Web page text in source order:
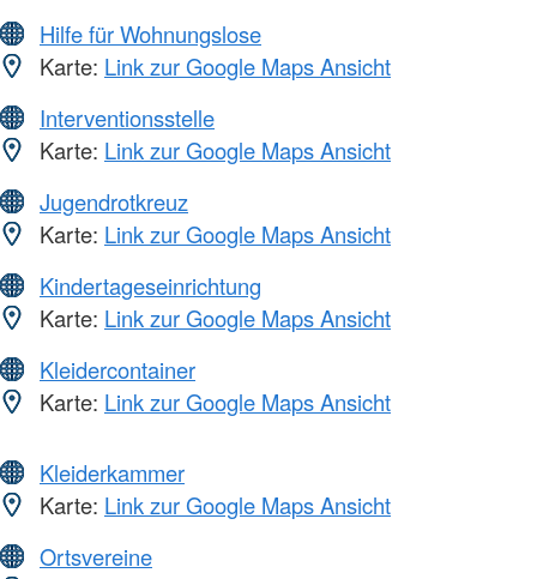
Hilfe für Wohnungslose
Karte: Link zur Google Maps Ansicht
Interventionsstelle
Karte: Link zur Google Maps Ansicht
Jugendrotkreuz
Karte: Link zur Google Maps Ansicht
Kindertageseinrichtung
Karte: Link zur Google Maps Ansicht
Kleidercontainer
Karte: Link zur Google Maps Ansicht
Kleiderkammer
Karte: Link zur Google Maps Ansicht
Ortsvereine